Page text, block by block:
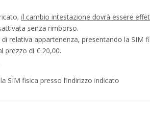
il cambio intestazione dovrà essere
senza rimborso.
relativa appartenenza, presentando la
prezzo di € 20,00.
SIM fisica presso l’indirizzo indicato